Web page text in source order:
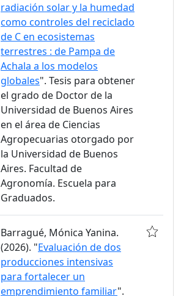
radiación solar y la humedad
como controles del reciclado
de C en ecosistemas
terrestres : de Pampa de
Achala a los modelos
globales". Tesis para obtener
el grado de Doctor de la
Universidad de Buenos Aires
en el área de Ciencias
Agropecuarias otorgado por
la Universidad de Buenos
Aires. Facultad de
Agronomía. Escuela para
Graduados.
Barragué, Mónica Yanina.
(2026). "Evaluación de dos
producciones intensivas
para fortalecer un
emprendimiento familiar".